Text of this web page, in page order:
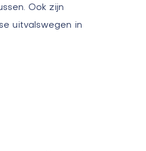
Ook zijn
uitvalswegen in